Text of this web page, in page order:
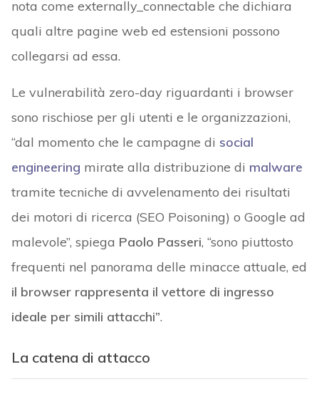
nota come externally_connectable che dichiara
quali altre pagine web ed estensioni possono
collegarsi ad essa.
Le vulnerabilità zero-day riguardanti i browser
sono rischiose per gli utenti e le organizzazioni,
“dal momento che le campagne di social
engineering mirate alla distribuzione di malware
tramite tecniche di avvelenamento dei risultati
dei motori di ricerca (SEO Poisoning) o Google ad
malevole”, spiega Paolo Passeri, “sono piuttosto
frequenti nel panorama delle minacce attuale, ed
il browser rappresenta il vettore di ingresso
ideale per simili attacchi”.
La catena di attacco